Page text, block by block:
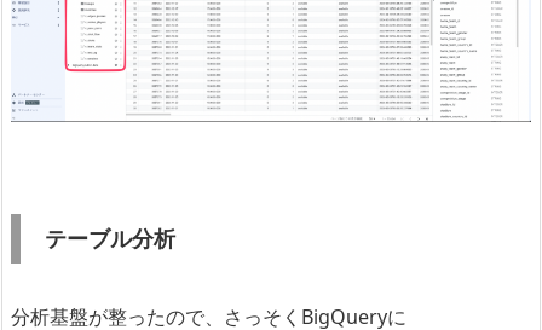
テーブル分析
分析基盤が整ったので、さっそくBigQueryに